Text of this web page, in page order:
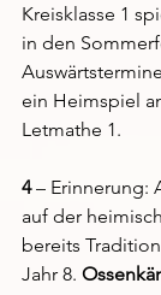
Kreisklasse 1
in den
ein Heimspiel
Letmathe 1.
4 – Erinnerung:
auf der
bereits
Jahr 8.